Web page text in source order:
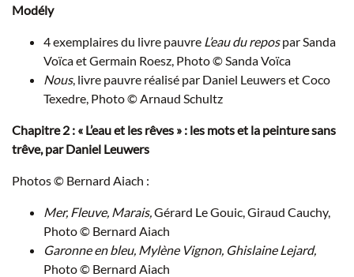
Modély
4 exemplaires du livre pauvre L’eau du repospar Sanda
Voïca et Germain Roesz, Photo © Sanda Voïca
Nous, livre pauvre réalisé par Daniel Leuwers et Coco
Texedre, Photo © Arnaud Schultz
Chapitre 2 : « L’eau et les rêves » : les mots et la peinture sans
trêve, par Daniel Leuwers
Photos © Bernard Aiach :
Mer, Fleuve, Marais,Gérard Le Gouic, Giraud Cauchy,
Photo © Bernard Aiach
Garonne en bleu, Mylène Vignon, Ghislaine Lejard,
Photo © Bernard Aiach